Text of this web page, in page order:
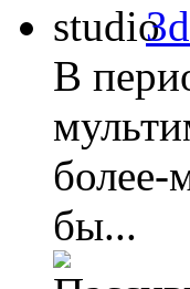
В
более-
бы...